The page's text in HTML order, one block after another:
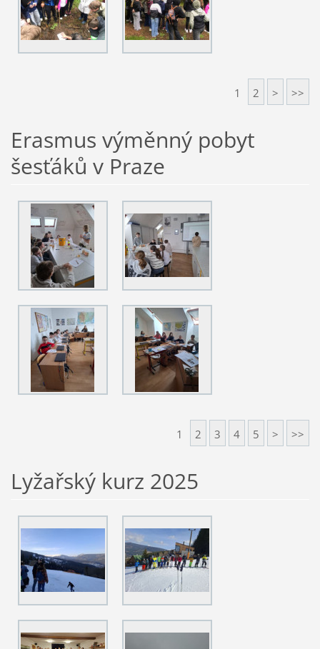
1 2 > >>
Erasmus výměnný pobyt
šesťáků v Praze
1 2 3 4 5 > >>
Lyžařský kurz 2025